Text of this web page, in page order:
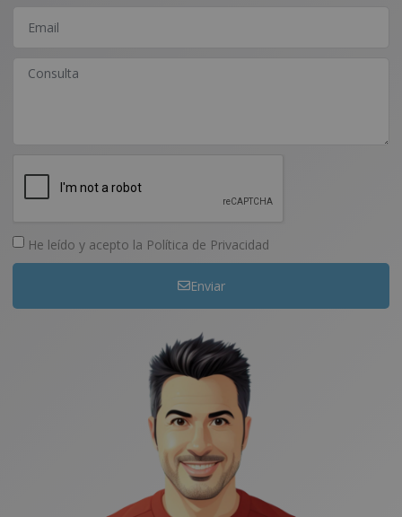
He leído y acepto la Política de Privacidad
Enviar